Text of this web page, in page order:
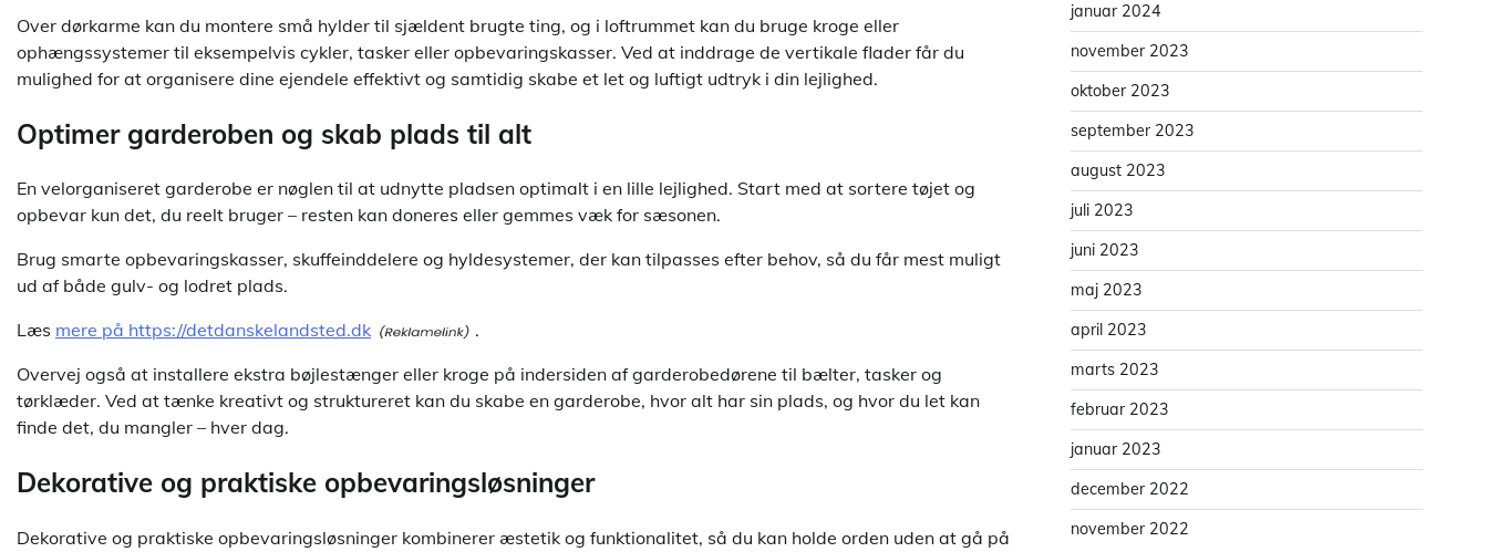
Over dørkarme kan du montere små hylder til sjældent brugte ting, og i loftrummet kan du bruge kroge eller
ophængssystemer til eksempelvis cykler, tasker eller opbevaringskasser. Ved at inddrage de vertikale flader får du
mulighed for at organisere dine ejendele effektivt og samtidig skabe et let og luftigt udtryk i din lejlighed.
Optimer garderoben og skab plads til alt
En velorganiseret garderobe er nøglen til at udnytte pladsen optimalt i en lille lejlighed. Start med at sortere tøjet og
opbevar kun det, du reelt bruger – resten kan doneres eller gemmes væk for sæsonen.
Brug smarte opbevaringskasser, skuffeinddelere og hyldesystemer, der kan tilpasses efter behov, så du får mest muligt
ud af både gulv- og lodret plads.
Læs mere på https://detdanskelandsted.dk
.
Overvej også at installere ekstra bøjlestænger eller kroge på indersiden af garderobedørene til bælter, tasker og
tørklæder. Ved at tænke kreativt og struktureret kan du skabe en garderobe, hvor alt har sin plads, og hvor du let kan
finde det, du mangler – hver dag.
Dekorative og praktiske opbevaringsløsninger
Dekorative og praktiske opbevaringsløsninger kombinerer æstetik og funktionalitet, så du kan holde orden uden at gå på
januar 2024
november 2023
oktober 2023
september 2023
august 2023
juli 2023
juni 2023
maj 2023
april 2023
marts 2023
februar 2023
januar 2023
december 2022
november 2022